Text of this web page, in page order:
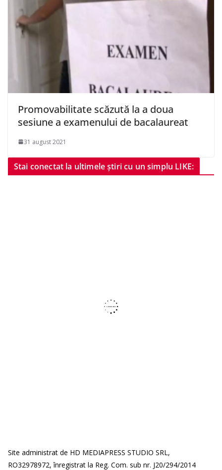
Promovabilitate scăzută la a doua
sesiune a examenului de bacalaureat
31 august 2021
Stai conectat la ultimele știri cu un simplu LIKE:
Site administrat de HD MEDIAPRESS STUDIO SRL,
RO32978972, înregistrat la Reg. Com. sub nr. J20/294/2014